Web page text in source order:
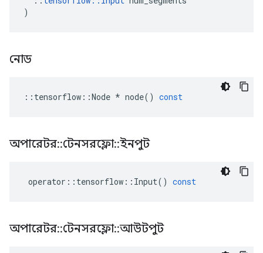
)
নোড
:: tensorflow ::Node * node() const
অপারেটর::টেনসরফ্লো::ইনপুট
operator :: tensorflow :: Input() const
অপারেটর::টেনসরফ্লো::আউটপুট